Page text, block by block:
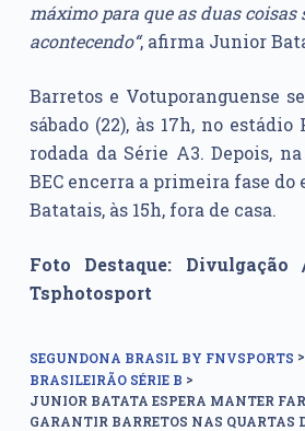
máximo para que as duas coisas
acontecendo“, afirma Junior
Barretos e Votuporanguense
sábado (22), às 17h, no estádio
rodada da Série A3. Depois,
BEC encerra a primeira fase
Batatais, às 15h, fora de casa.
Foto Destaque:
Tsphotosport
SEGUNDONA BRASIL BY FNVSPORTS >
BRASILEIRÃO SÉRIE B >
JUNIOR BATATA ESPERA MANTER
GARANTIR BARRETOS NAS QUARTAS